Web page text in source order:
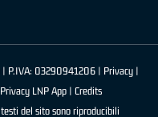
| P.IVA: 03290941206 | Privacy|
LNP App | Credits
testi del sito sono riproducibili